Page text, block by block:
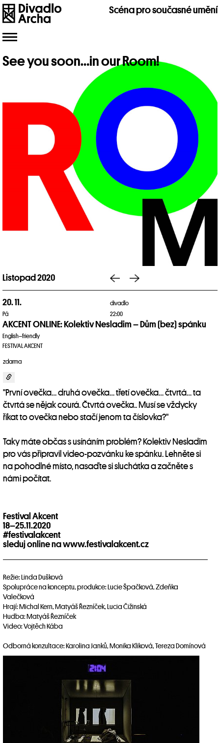
Scéna pro současné umění
Toggle
navigation
See you soon…in our Room!
Listopad 2020
20. 11.
Pá
divadlo
22:00
AKCENT ONLINE: Kolektiv Nesladim – Dům (bez) spánku
English–friendly
FESTIVAL AKCENT
zdarma
"První ovečka… druhá ovečka… třetí ovečka… čtvrtá… ta
čtvrtá se nějak courá. Čtvrtá ovečka.. Musí se vždycky
říkat to ovečka nebo stačí jenom ta číslovka?"
Taky máte občas s usínáním problém? Kolektiv Nesladim
pro vás připravil video-pozvánku ke spánku. Lehněte si
na pohodlné místo, nasaďte si sluchátka a začněte s
námi počítat.
Festival Akcent
18–25.11.2020
#festivalakcent
sleduj online nawww.festivalakcent.cz
Režie: Linda Dušková
Spolupráce na konceptu, produkce: Lucie Špačková, Zdeňka
Valečková
Hrají: Michal Kern, Matyáš Řezníček, Lucia Čižinská
Hudba: Matyáš Řezníček
Video: Vojtěch Kába
Odborná konzultace: Karolina Janků, Monika Kliková, Tereza Domínová